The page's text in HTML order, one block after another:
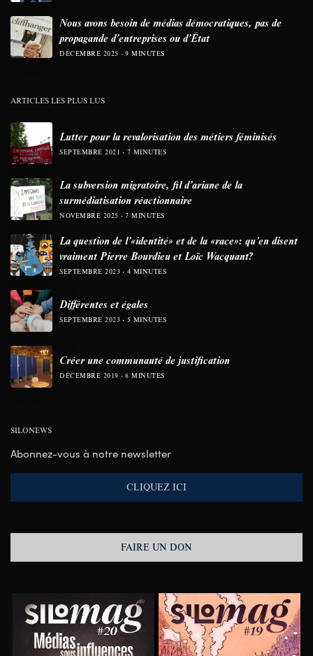
Nous avons besoin de médias démocratiques, pas de
propagande d’entreprises ou d’État
DÉCEMBRE 2025 9 MINUTES
ARTICLES LES PLUS LUS
Lutter pour la revalorisation des métiers féminisés
SEPTEMBRE 2021 7 MINUTES
La subversion migratoire, fil d’ariane de la
surmédiatisation réactionnaire
NOVEMBRE 2025 7 MINUTES
La question de l’«identité» et de la «race»: qu’en disent
vraiment Pierre Bourdieu et Loïc Wacquant?
SEPTEMBRE 2023 4 MINUTES
Différentes et égales
SEPTEMBRE 2023 5 MINUTES
Créer une communauté de justification
DÉCEMBRE 2019 6 MINUTES
SILONEWS
Abonnez-vous à notre newsletter
CLIQUEZ ICI
FAIRE UN DON